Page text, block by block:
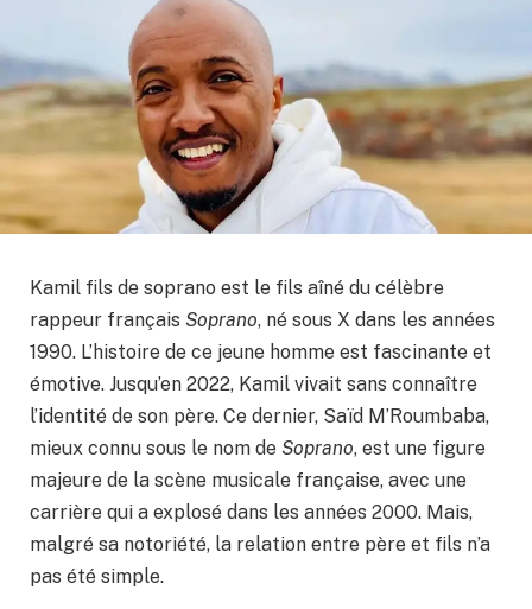
Kamil fils de soprano est le fils aîné du célèbre
rappeur français Soprano, né sous X dans les années
1990. L’histoire de ce jeune homme est fascinante et
émotive. Jusqu’en 2022, Kamil vivait sans connaître
l’identité de son père. Ce dernier, Saïd M’Roumbaba,
mieux connu sous le nom de Soprano, est une figure
majeure de la scène musicale française, avec une
carrière qui a explosé dans les années 2000. Mais,
malgré sa notoriété, la relation entre père et fils n’a
pas été simple.